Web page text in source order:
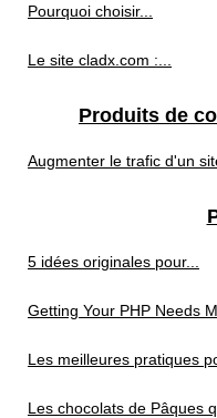
Pourquoi choisir...
Le site cladx.com :...
Produits de
Augmenter le trafic d'un
5 idées originales pour...
Getting Your PHP Needs
Les meilleures pratiques
Les chocolats de Pâques